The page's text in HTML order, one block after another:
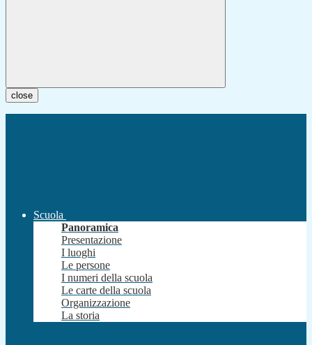
close
Scuola
Panoramica
Presentazione
I luoghi
Le persone
I numeri della scuola
Le carte della scuola
Organizzazione
La storia